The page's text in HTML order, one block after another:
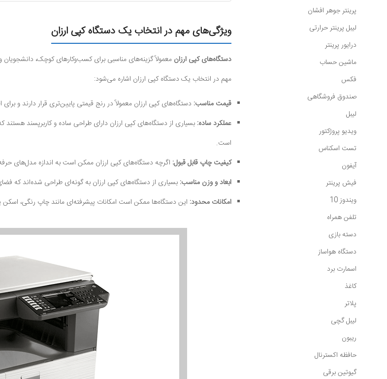
پرینتر جوهر افشان
لیبل پرینتر حرارتی
درایور پرینتر
ماشین حساب
فکس
صندوق فروشگاهی
لیبل
ویدیو پروژکتور
تست اسکناس
آیفون
فیش پرینتر
ویندوز 10
تلفن همراه
دسته بازی
دستگاه هواساز
اسمارت برد
کاغذ
پلاتر
لیبل گچی
ریبون
حافظه اکسترنال
گیوتین برقی
ویژگی‌های مهم در انتخاب یک دستگاه کپی ارزان
دستگاه‌های کپی ارزان معمولاً گزینه‌های مناسبی برای کسب‌وکارهای کوچک، دانشجویان
مهم در انتخاب یک دستگاه کپی ارزان اشاره می‌شود:
قیمت مناسب: دستگاه‌های کپی ارزان معمولاً در رنج قیمتی پایین‌تری قرار دارند و
عملکرد ساده: بسیاری از دستگاه‌های کپی ارزان دارای طراحی ساده و کاربرپسند هستند
است.
کیفیت چاپ قابل قبول: اگرچه دستگاه‌های کپی ارزان ممکن است به اندازه مدل‌های
ابعاد و وزن مناسب: بسیاری از دستگاه‌های کپی ارزان به گونه‌ای طراحی شده‌اند که
امکانات محدود: این دستگاه‌ها ممکن است امکانات پیشرفته‌ای مانند چاپ رنگی، اسکن